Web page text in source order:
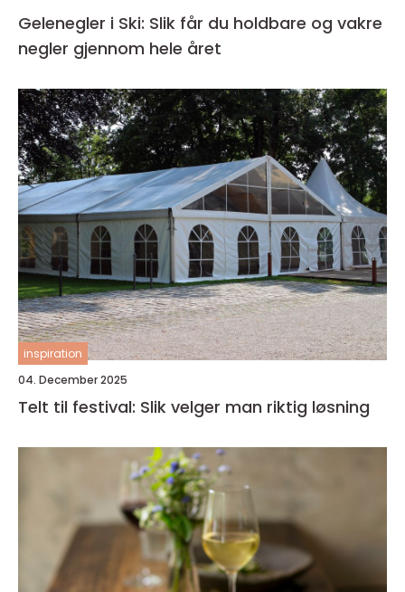
Gelenegler i Ski: Slik får du holdbare og vakre
negler gjennom hele året
inspiration
04. December 2025
Telt til festival: Slik velger man riktig løsning